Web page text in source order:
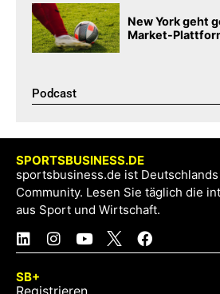
New York geht
Market-
Podcast​
SPORTSBUSINESS.DE
sportsbusiness.de ist
Community. Lesen Sie täglich die
aus Sport und Wirtschaft.
SB+
Registrieren